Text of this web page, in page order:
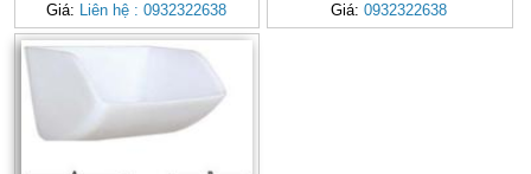
Giá: Liên hệ : 0932322638 Giá: 0932322638